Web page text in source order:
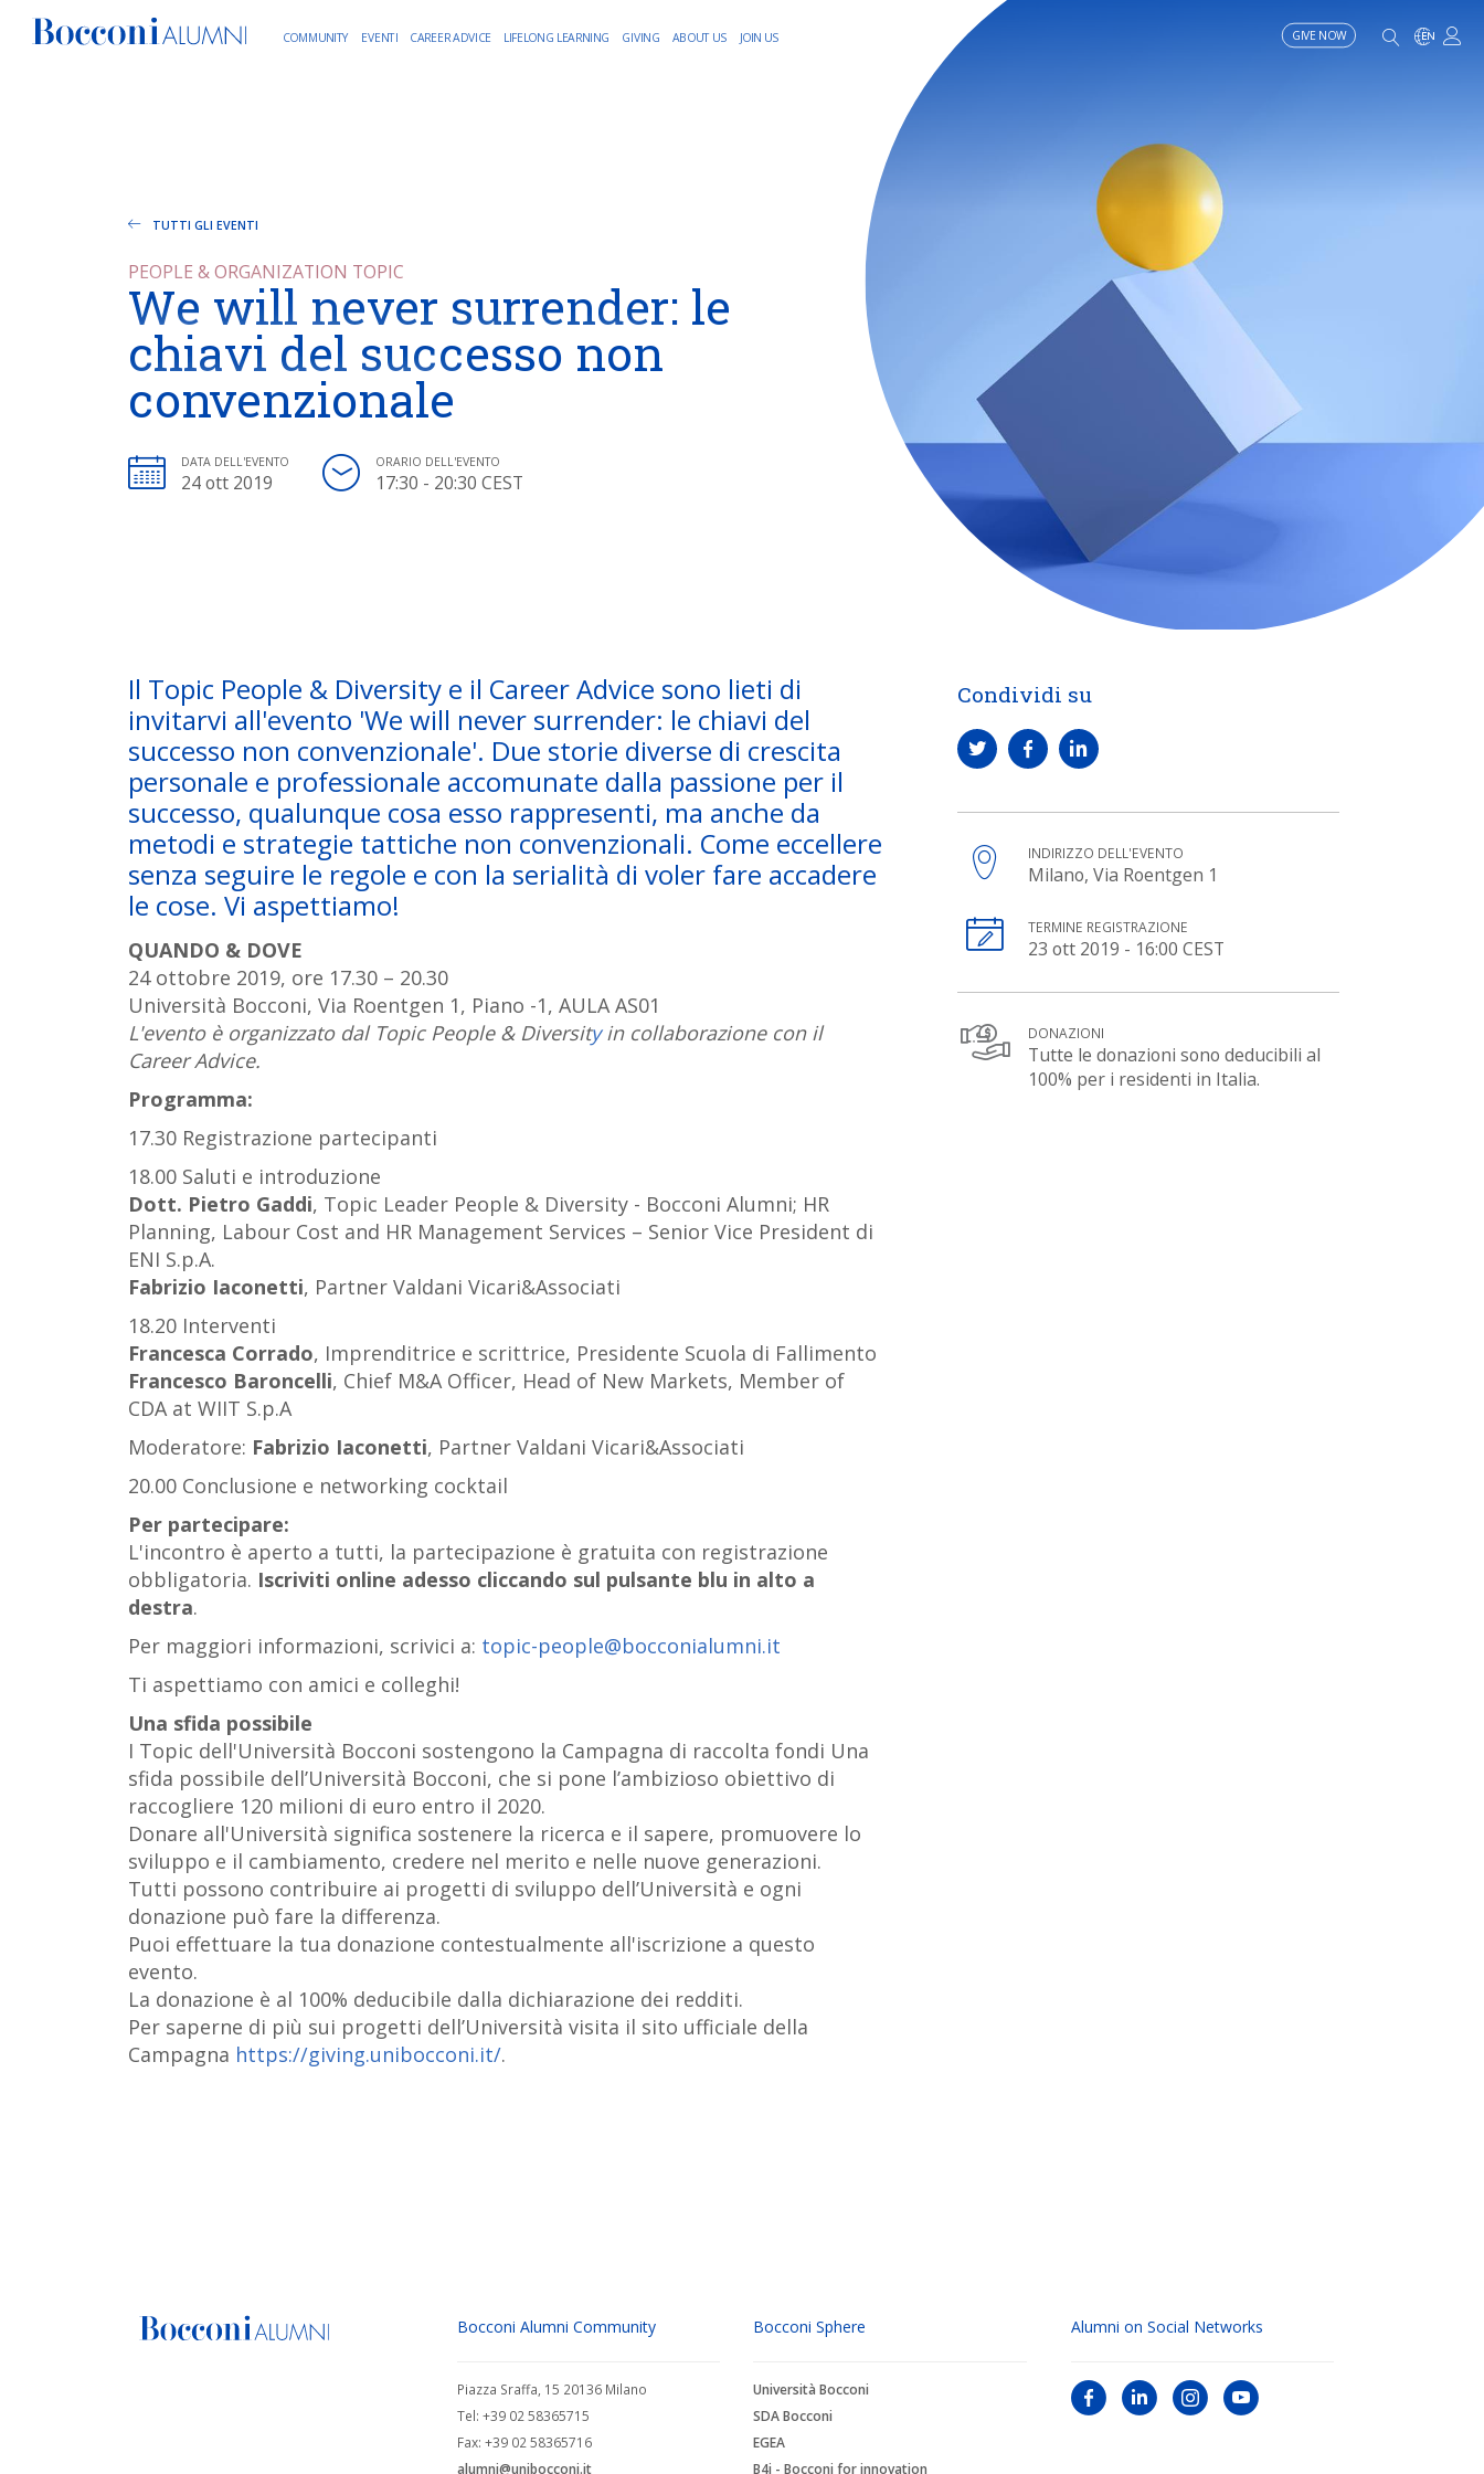
COMMUNITY EVENTI CAREER ADVICE LIFELONG LEARNING GIVING ABOUT US JOIN US GIVE NOW
TUTTI GLI EVENTI
PEOPLE & ORGANIZATION TOPIC
We will never surrender: le
chiavi del successo non
convenzionale
DATA DELL'EVENTO
24 ott 2019
ORARIO DELL'EVENTO
17:30 - 20:30 CEST
Il Topic People & Diversity e il Career Advice sono lieti di
invitarvi all'evento 'We will never surrender: le chiavi del
successo non convenzionale'. Due storie diverse di crescita
personale e professionale accomunate dalla passione per il
successo, qualunque cosa esso rappresenti, ma anche da
metodi e strategie tattiche non convenzionali. Come eccellere
senza seguire le regole e con la serialità di voler fare accadere
le cose. Vi aspettiamo!
QUANDO & DOVE
24 ottobre 2019, ore 17.30 – 20.30
Università Bocconi, Via Roentgen 1, Piano -1, AULA AS01
L'evento è organizzato dal Topic People & Diversityin collaborazione con il
Career Advice.
Programma:
17.30 Registrazione partecipanti
18.00 Saluti e introduzione
Dott. Pietro Gaddi, Topic Leader People & Diversity - Bocconi Alumni; HR
Planning, Labour Cost and HR Management Services – Senior Vice President di
ENI S.p.A.
Fabrizio Iaconetti, Partner Valdani Vicari&Associati
18.20 Interventi
Francesca Corrado, Imprenditrice e scrittrice, Presidente Scuola di Fallimento
Francesco Baroncelli, Chief M&A Officer, Head of New Markets, Member of
CDA at WIIT S.p.A
Moderatore: Fabrizio Iaconetti, Partner Valdani Vicari&Associati
20.00 Conclusione e networking cocktail
Per partecipare:
L'incontro è aperto a tutti, la partecipazione è gratuita con registrazione
obbligatoria. Iscriviti online adesso cliccando sul pulsante blu in alto a
destra.
Per maggiori informazioni, scrivici a: topic-people@bocconialumni.it
Ti aspettiamo con amici e colleghi!
Una sfida possibile
I Topic dell'Università Bocconi sostengono la Campagna di raccolta fondi Una
sfida possibile dell’Università Bocconi, che si pone l’ambizioso obiettivo di
raccogliere 120 milioni di euro entro il 2020.
Donare all'Università significa sostenere la ricerca e il sapere, promuovere lo
sviluppo e il cambiamento, credere nel merito e nelle nuove generazioni.
Tutti possono contribuire ai progetti di sviluppo dell’Università e ogni
donazione può fare la differenza.
Puoi effettuare la tua donazione contestualmente all'iscrizione a questo
evento.
La donazione è al 100% deducibile dalla dichiarazione dei redditi.
Per saperne di più sui progetti dell’Università visita il sito ufficiale della
Campagna https://giving.unibocconi.it/.
Condividi su
INDIRIZZO DELL'EVENTO
Milano, Via Roentgen 1
TERMINE REGISTRAZIONE
23 ott 2019 - 16:00 CEST
DONAZIONI
Tutte le donazioni sono deducibili al
100% per i residenti in Italia.
Bocconi Alumni Community
Piazza Sraffa, 15 20136 Milano
Tel: +39 02 58365715
Fax: +39 02 58365716
alumni@unibocconi.it
Bocconi Sphere
Università Bocconi
SDA Bocconi
EGEA
B4i - Bocconi for innovation
Alumni on Social Networks